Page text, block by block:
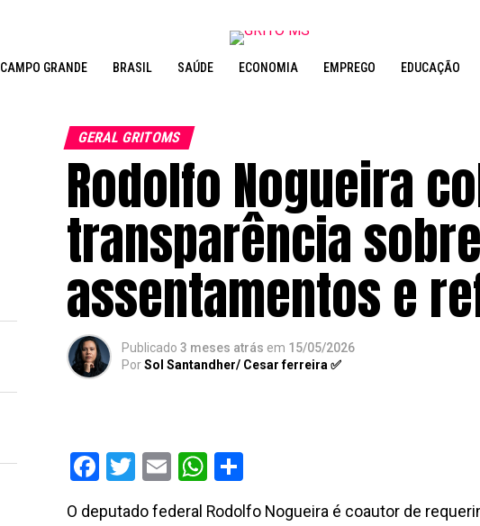
CAMPO GRANDE BRASIL SAÚDE ECONOMIA EMPREGO EDUCAÇÃO
GERAL GRITOMS
Rodolfo Nogueira
transparência
assentamentos e
Publicado 3 meses atrás em 15/05/2026
PorSol Santandher/ Cesar ferreira ✅
Facebook
Twitter
EmailWhatsApp
O deputado federal Rodolfo Nogueira é coautor de